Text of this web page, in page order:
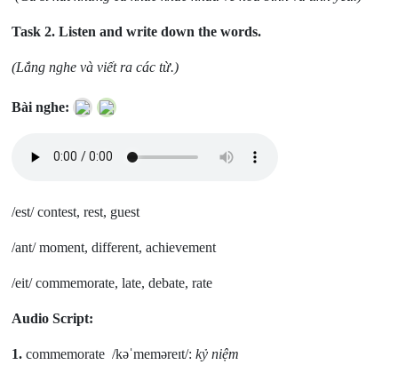
Task 2. Listen and write down the words.
(Lắng nghe và viết ra các từ.)
Bài nghe:
/est/ contest, rest, guest
/ant/ moment, different, achievement
/eit/ commemorate, late, debate, rate
Audio Script:
1. commemorate /kəˈmeməreɪt/: kỷ niệm